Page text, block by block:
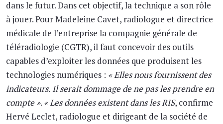
dans le futur. Dans cet objectif, la technique a son rôle
à jouer. Pour Madeleine Cavet, radiologue et directrice
médicale de l’entreprise la compagnie générale de
téléradiologie (CGTR), il faut concevoir des outils
capables d’exploiter les données que produisent les
technologies numériques : « Elles nous fournissent des
indicateurs. Il serait dommage de ne pas les prendre en
compte ». « Les données existent dans les RIS, confirme
Hervé Leclet, radiologue et dirigeant de la société de